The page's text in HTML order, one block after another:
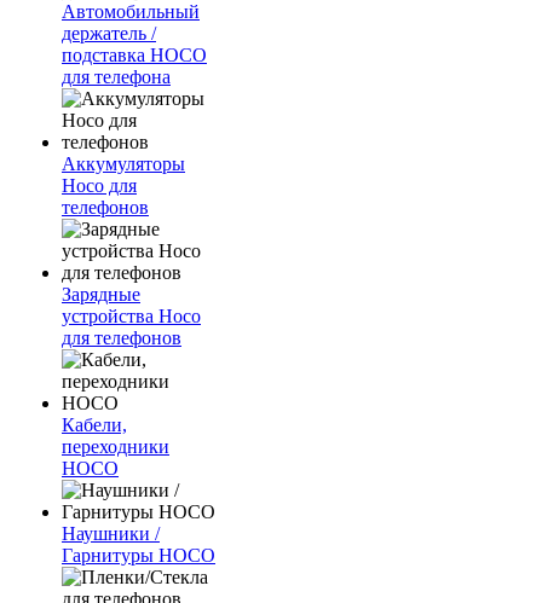
Автомобильный
держатель /
подставка HOCO
для телефона
Аккумуляторы
Hoco для
телефонов
Зарядные
устройства Hoco
для телефонов
Кабели,
переходники
HOCO
Наушники /
Гарнитуры HOCO